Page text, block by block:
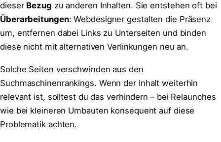
dieser Bezug zu anderen Inhalten. Sie entstehen oft bei
Überarbeitungen: Webdesigner gestalten die Präsenz
um, entfernen dabei Links zu Unterseiten und binden
diese nicht mit alternativen Verlinkungen neu an.
Solche Seiten verschwinden aus den
Suchmaschinenrankings. Wenn der Inhalt weiterhin
relevant ist, solltest du das verhindern – bei Relaunches
wie bei kleineren Umbauten konsequent auf diese
Problematik achten.